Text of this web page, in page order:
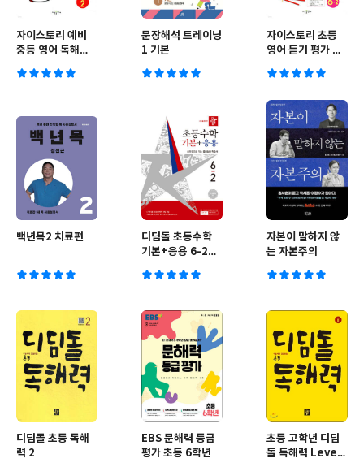
자이스토리 예비
중등 영어 독해
문장해석 트레이닝
1 기본
자이스토리 초등
영어 듣기 평가 모
백년목2 치료편
디딤돌 초등수학
기본+응용 6-2
자본이 말하지 않
는 자본주의
디딤돌 초등 독해
력 2
EBS 문해력 등급
평가 초등 6학년
초등 고학년 디딤
돌 독해력 Level